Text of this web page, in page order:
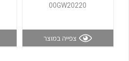
00GW20220
צפייה במוצר